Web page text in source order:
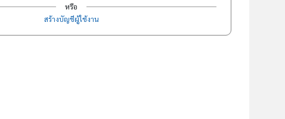
หรือ
สร้างบัญชีผู้ใช้งาน